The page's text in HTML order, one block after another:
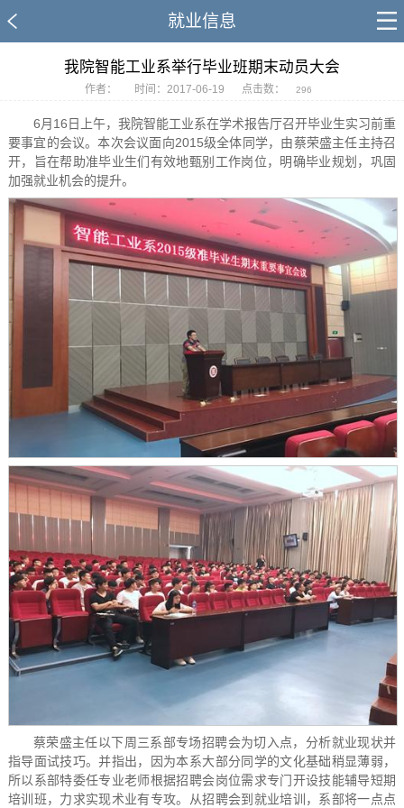
就业信息
我院智能工业系举行毕业班期末动员大会
作者： 时间：2017-06-19 点击数： 296
6月16日上午，我院智能工业系在学术报告厅召开毕业生实习前重
要事宜的会议。本次会议面向2015级全体同学，由蔡荣盛主任主持召
开，旨在帮助准毕业生们有效地甄别工作岗位，明确毕业规划，巩固
加强就业机会的提升。
蔡荣盛主任以下周三系部专场招聘会为切入点，分析就业现状并
指导面试技巧。并指出，因为本系大部分同学的文化基础稍显薄弱，
所以系部特委任专业老师根据招聘会岗位需求专门开设技能辅导短期
培训班，力求实现术业有专攻。从招聘会到就业培训，系部将一点点